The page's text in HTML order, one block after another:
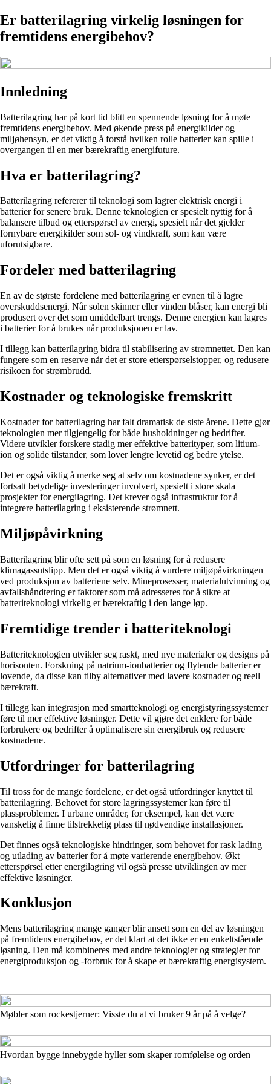
Er batterilagring virkelig løsningen for
fremtidens energibehov?
Innledning
Batterilagring har på kort tid blitt en spennende løsning for å møte
fremtidens energibehov. Med økende press på energikilder og
miljøhensyn, er det viktig å forstå hvilken rolle batterier kan spille i
overgangen til en mer bærekraftig energifuture.
Hva er batterilagring?
Batterilagring refererer til teknologi som lagrer elektrisk energi i
batterier for senere bruk. Denne teknologien er spesielt nyttig for å
balansere tilbud og etterspørsel av energi, spesielt når det gjelder
fornybare energikilder som sol- og vindkraft, som kan være
uforutsigbare.
Fordeler med batterilagring
En av de største fordelene med batterilagring er evnen til å lagre
overskuddsenergi. Når solen skinner eller vinden blåser, kan energi bli
produsert over det som umiddelbart trengs. Denne energien kan lagres
i batterier for å brukes når produksjonen er lav.
I tillegg kan batterilagring bidra til stabilisering av strømnettet. Den kan
fungere som en reserve når det er store etterspørselstopper, og redusere
risikoen for strømbrudd.
Kostnader og teknologiske fremskritt
Kostnader for batterilagring har falt dramatisk de siste årene. Dette gjør
teknologien mer tilgjengelig for både husholdninger og bedrifter.
Videre utvikler forskere stadig mer effektive batterityper, som litium-
ion og solide tilstander, som lover lengre levetid og bedre ytelse.
Det er også viktig å merke seg at selv om kostnadene synker, er det
fortsatt betydelige investeringer involvert, spesielt i store skala
prosjekter for energilagring. Det krever også infrastruktur for å
integrere batterilagring i eksisterende strømnett.
Miljøpåvirkning
Batterilagring blir ofte sett på som en løsning for å redusere
klimagassutslipp. Men det er også viktig å vurdere miljøpåvirkningen
ved produksjon av batteriene selv. Mineprosesser, materialutvinning og
avfallshåndtering er faktorer som må adresseres for å sikre at
batteriteknologi virkelig er bærekraftig i den lange løp.
Fremtidige trender i batteriteknologi
Batteriteknologien utvikler seg raskt, med nye materialer og designs på
horisonten. Forskning på natrium-ionbatterier og flytende batterier er
lovende, da disse kan tilby alternativer med lavere kostnader og reell
bærekraft.
I tillegg kan integrasjon med smartteknologi og energistyringssystemer
føre til mer effektive løsninger. Dette vil gjøre det enklere for både
forbrukere og bedrifter å optimalisere sin energibruk og redusere
kostnadene.
Utfordringer for batterilagring
Til tross for de mange fordelene, er det også utfordringer knyttet til
batterilagring. Behovet for store lagringssystemer kan føre til
plassproblemer. I urbane områder, for eksempel, kan det være
vanskelig å finne tilstrekkelig plass til nødvendige installasjoner.
Det finnes også teknologiske hindringer, som behovet for rask lading
og utlading av batterier for å møte varierende energibehov. Økt
etterspørsel etter energilagring vil også presse utviklingen av mer
effektive løsninger.
Konklusjon
Mens batterilagring mange ganger blir ansett som en del av løsningen
på fremtidens energibehov, er det klart at det ikke er en enkeltstående
løsning. Den må kombineres med andre teknologier og strategier for
energiproduksjon og -forbruk for å skape et bærekraftig energisystem.
Møbler som rockestjerner: Visste du at vi bruker 9 år på å velge?
Hvordan bygge innebygde hyller som skaper romfølelse og orden